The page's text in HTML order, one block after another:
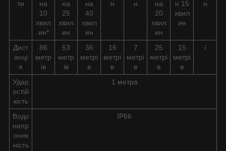
ти
на
10
хвил
ин*
на
25
хвил
ин
на
40
хвил
ин
н
н
на
20
хвил
ин
н 15
хвил
ин
н
Дист
анці
я
86
метр
ів
53
метр
ів
36
метрі
в
16
метрі
в
7
метрі
в
25
метрі
в
15
метрі
в
/
Удар
остій
кість
1 метра
Водо
непр
оник
ність
IP66